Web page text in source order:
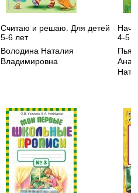
Считаю и решаю. Для детей
5-6 лет
Володина Наталия
Владимировна
4-5